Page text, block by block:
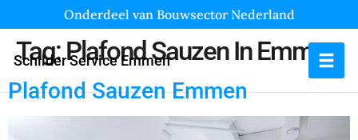
Onderdeel van Bouwsector Nederland
Schilder Service Emmen
Tag:Plafond Sauzen In Emmen
Plafond Sauzen Emmen